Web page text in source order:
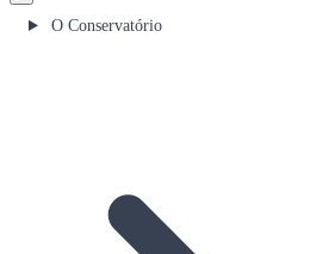
O Conservatório